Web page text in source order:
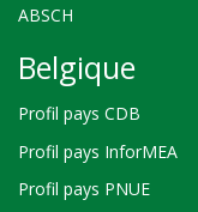
ABSCH
Belgique
Profil pays CDB
Profil pays InforMEA
Profil pays PNUE